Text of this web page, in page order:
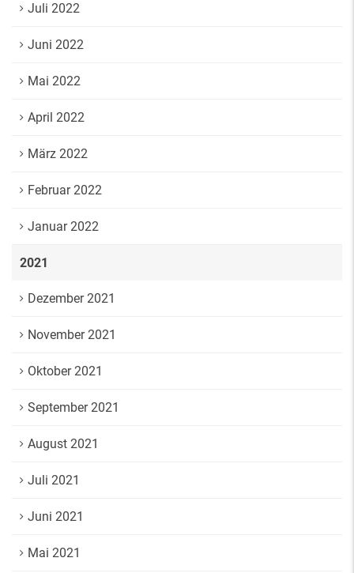
Juli 2022
Juni 2022
Mai 2022
April 2022
März 2022
Februar 2022
Januar 2022
2021
Dezember 2021
November 2021
Oktober 2021
September 2021
August 2021
Juli 2021
Juni 2021
Mai 2021